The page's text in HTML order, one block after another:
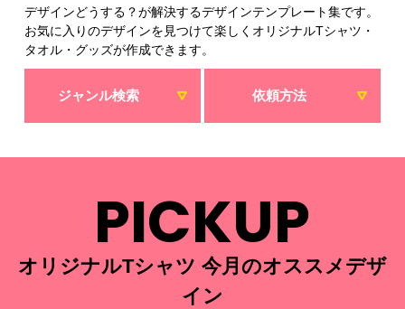
デザインどうする？が解決するデザインテンプレート集です。
お気に入りのデザインを見つけて楽しくオリジナルTシャツ・
タオル・グッズが作成できます。
ジャンル検索 依頼方法
PICKUP
オリジナルTシャツ 今月のオススメデザ
イン